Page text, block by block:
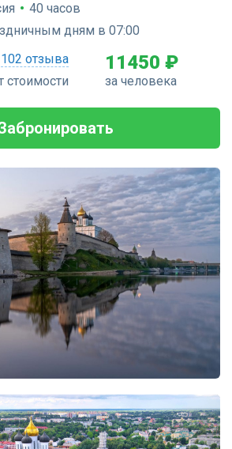
• 40 часов
дням в 07:00
102 отзыва
стоимости
11450 ₽
за человека